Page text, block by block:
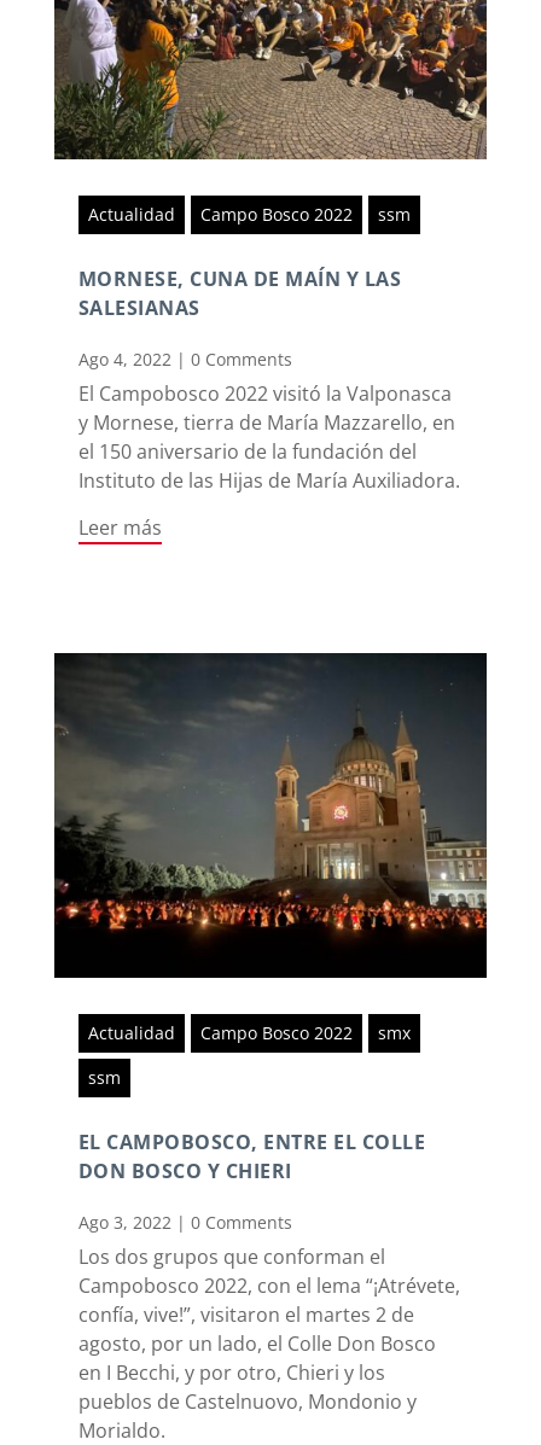
Actualidad Campo Bosco 2022 ssm
MORNESE, CUNA DE MAÍN Y LAS
SALESIANAS
Ago 4, 2022| 0 Comments
El Campobosco 2022 visitó la Valponasca
y Mornese, tierra de María Mazzarello, en
el 150 aniversario de la fundación del
Instituto de las Hijas de María Auxiliadora.
Leer más
Actualidad Campo Bosco 2022
smx
ssm
EL CAMPOBOSCO, ENTRE EL COLLE
DON BOSCO Y CHIERI
Ago 3, 2022| 0 Comments
Los dos grupos que conforman el
Campobosco 2022, con el lema “¡Atrévete,
confía, vive!”, visitaron el martes 2 de
agosto, por un lado, el Colle Don Bosco
en I Becchi, y por otro, Chieri y los
pueblos de Castelnuovo, Mondonio y
Morialdo.